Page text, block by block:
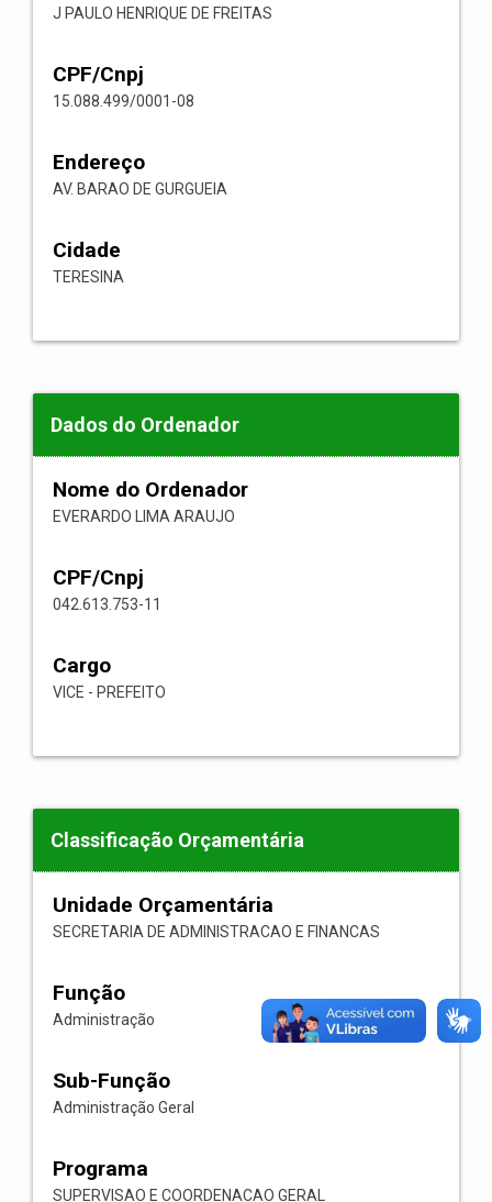
J PAULO HENRIQUE DE FREITAS
CPF/Cnpj
15.088.499/0001-08
Endereço
AV. BARAO DE GURGUEIA
Cidade
TERESINA
Dados do Ordenador
Nome do Ordenador
EVERARDO LIMA ARAUJO
CPF/Cnpj
042.613.753-11
Cargo
VICE - PREFEITO
Classificação Orçamentária
Unidade Orçamentária
SECRETARIA DE ADMINISTRACAO E FINANCAS
Função
Administração
Sub-Função
Administração Geral
Programa
SUPERVISAO E COORDENACAO GERAL